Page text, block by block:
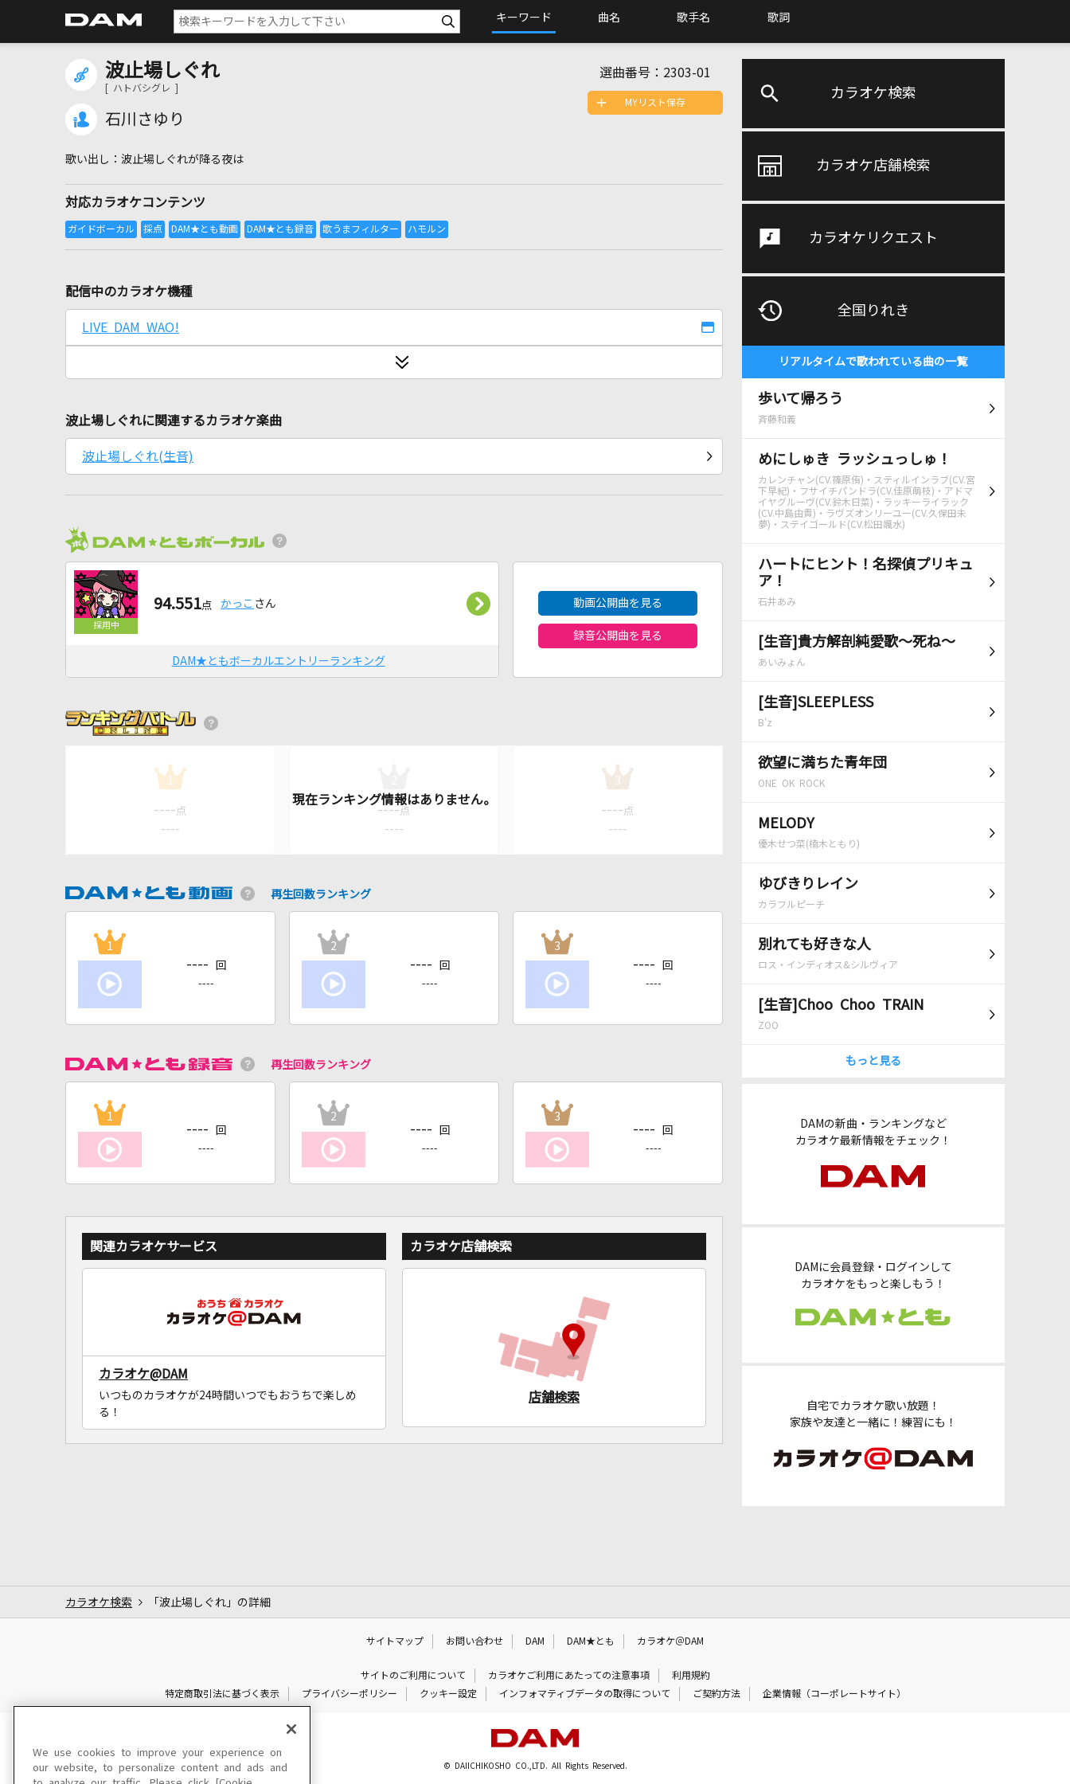
キーワード 曲名 歌手名 歌詞
カラオケ検索
カラオケ店舗検索
カラオケリクエスト
全国りれき
リアルタイムで歌われている曲の一覧
歩いて帰ろう
斉藤和義
めにしゅき ラッシュっしゅ！
カレンチャン(CV.篠原侑)・スティルインラブ(CV.宮
下早紀)・フサイチパンドラ(CV.佳原萌枝)・アドマ
イヤグルーヴ(CV.鈴木日菜)・ラッキーライラック
(CV.中島由貴)・ラヴズオンリーユー(CV.久保田未
夢)・ステイゴールド(CV.松田颯水)
ハートにヒント！名探偵プリキュ
ア！
石井あみ
[生音]貴方解剖純愛歌～死ね～
あいみょん
[生音]SLEEPLESS
B'z
欲望に満ちた青年団
ONE OK ROCK
MELODY
優木せつ菜(楠木ともり)
ゆびきりレイン
カラフルピーチ
別れても好きな人
ロス・インディオス&シルヴィア
[生音]Choo Choo TRAIN
ZOO
もっと見る
DAMの新曲・ランキングなど
カラオケ最新情報をチェック！
DAMに会員登録・ログインして
カラオケをもっと楽しもう！
自宅でカラオケ歌い放題！
家族や友達と一緒に！練習にも！
波止場しぐれ
[ ハトバシグレ ]
石川さゆり
選曲番号： 2303-01
波止場しぐれが降る夜は
対応カラオケコンテンツ
MYリスト保存
配信中のカラオケ機種
LIVE DAM WAO!
波止場しぐれに関連するカラオケ楽曲
波止場しぐれ(生音)
94.551点 かっこ さん
DAM★ともボーカルエントリーランキング
動画公開曲を見る
録音公開曲を見る
1
---- 点
----
---- 点
----
3
---- 点
----
再生回数ランキング
1
---- 回
----
2
---- 回
----
3
---- 回
----
再生回数ランキング
1
---- 回
----
2
---- 回
----
3
---- 回
----
関連カラオケサービス
カラオケ@DAM
いつものカラオケが24時間いつでもおうちで楽しめ
る！
カラオケ店舗検索
店舗検索
カラオケ検索 「波止場しぐれ」の詳細
サイトマップ お問い合わせ DAM DAM★とも カラオケ＠DAM
サイトのご利用について カラオケご利用にあたっての注意事項
利用規約
特定商取引法に基づく表示
プライバシーポリシー クッキー設定 インフォマティブデータの取得について ご契約方法 企業情報（コーポレートサイト）
© DAIICHIKOSHO CO.,LTD. All Rights Reserved.
We use cookies to improve your experience on
our website, to personalize content and ads and